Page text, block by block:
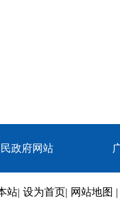
政府网站
站| 设为首页| 网站地图 |